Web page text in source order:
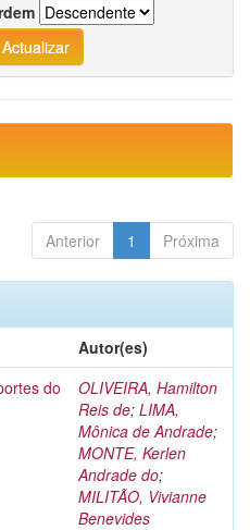
Anterior 1 Próxima
Autor(es)
do
OLIVEIRA, Hamilton
Reis de; LIMA,
Mônica de Andrade;
MONTE, Kerlen
Andrade do;
MILITÃO, Vivianne
Benevides